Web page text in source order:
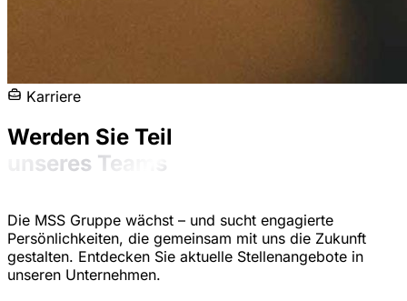
Karriere
Werden Sie Teil
unseres Teams
Die MSS Gruppe wächst – und sucht engagierte
Persönlichkeiten, die gemeinsam mit uns die Zukunft
gestalten. Entdecken Sie aktuelle Stellenangebote in
unseren Unternehmen.